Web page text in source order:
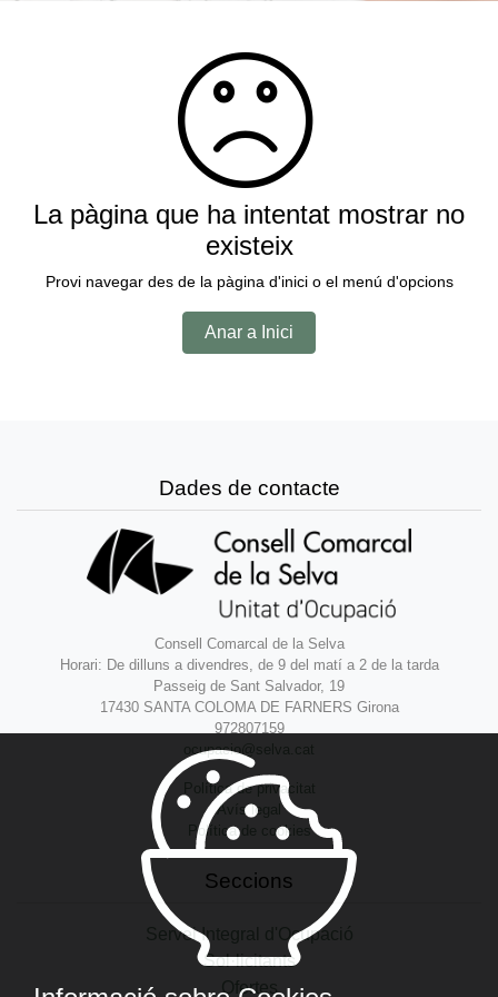
La pàgina que ha intentat mostrar no
existeix
Provi navegar des de la pàgina d'inici o el menú d'opcions
Anar a Inici
Dades de contacte
Consell Comarcal de la Selva
Horari: De dilluns a divendres, de 9 del matí a 2 de la tarda
Passeig de Sant Salvador, 19
17430 SANTA COLOMA DE FARNERS Girona
972807159
ocupacio@selva.cat
Política de privacitat
Avís legal
Política de cookies
Seccions
Servei Integral d'Ocupació
Sol·licitants
Ofertes